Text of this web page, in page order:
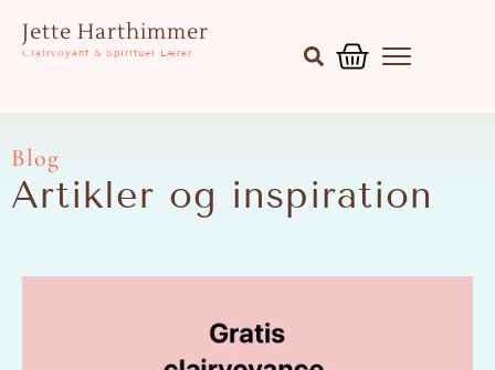
indholdet
Jette Harthimmer
Clairvoyant & Spirituel Lærer
Blog
Artikler og inspiration